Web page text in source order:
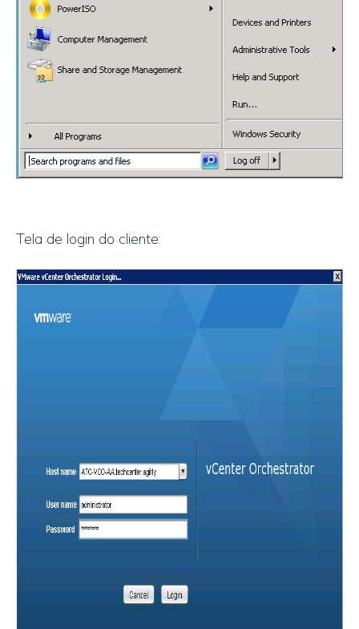
Tela de login do cliente: